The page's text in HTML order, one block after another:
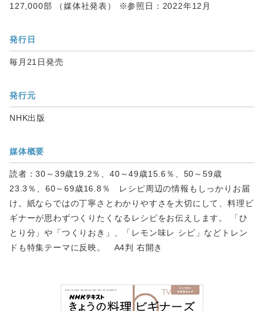
127,000部 （媒体社発表） ※参照日：2022年12月
発行日
毎月21日発売
発行元
NHK出版
媒体概要
読者：30～39歳19.2％、40～49歳15.6％、50～59歳
23.3％、60～69歳16.8％ レシピ周辺の情報もしっかりお届
け。紙ならではの丁寧さとわかりやすさを大切にして、料理ビ
ギナーが思わずつくりたくなるレシピをお伝えします。 「ひ
とり分」や「つくりおき」、「レモン味レ シピ」などトレン
ドも特集テーマに反映。 A4判 右開き